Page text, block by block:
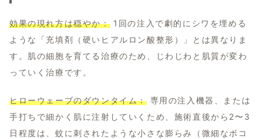
効果の現れ方は穏やか：1回の注入で劇的にシワを埋める
ような「充填剤（硬いヒアルロン酸整形）」とは異なりま
す。肌の細胞を育てる治療のため、じわじわと肌質が変わ
っていく治療です。
ヒローウェーブのダウンタイム： 専用の注入機器、または
手打ちで細かく肌に注射していくため、施術直後から2〜3
日程度は、蚊に刺されたような小さな膨らみ（微細なボコ